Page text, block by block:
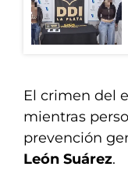
El crimen del
mientras
prevención
León Suárez.